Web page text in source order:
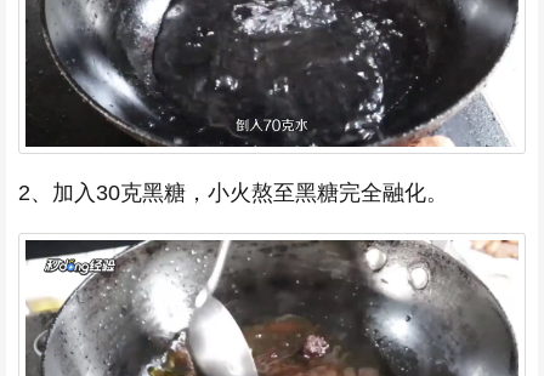
2、加入30克黑糖，小火熬至黑糖完全融化。